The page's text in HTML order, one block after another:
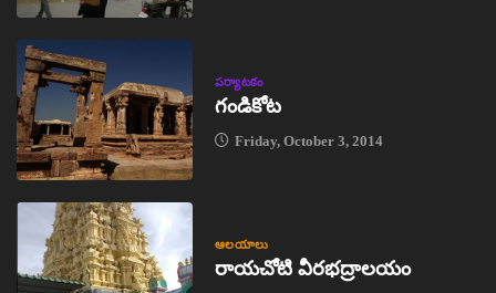
పర్యాటకం
గండికోట
Friday, October 3, 2014
ఆలయాలు
రాయచోటి వీరభద్రాలయం